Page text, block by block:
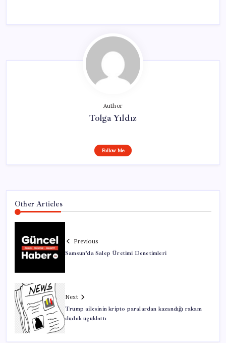
Author
Tolga Yıldız
Follow Me
Other Articles
Previous
Samsun’da Salep Üretimi Denetimleri
Next
Trump ailesinin kripto paralardan kazandığı rakam
dudak uçuklattı